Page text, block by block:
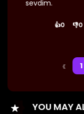
sevdim.
👍0 👎0
‹ 1
YOU MAY